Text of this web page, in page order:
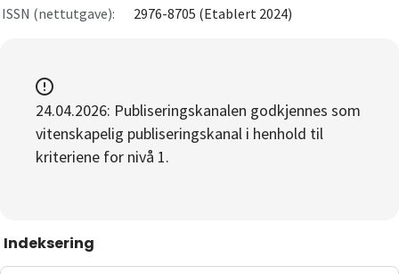
ISSN (nettutgave):
2976-8705 (Etablert 2024)
24.04.2026: Publiseringskanalen godkjennes som
vitenskapelig publiseringskanal i henhold til
kriteriene for nivå 1.
Indeksering